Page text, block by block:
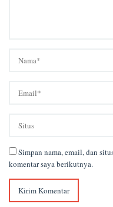
Simpan nama, email, dan
komentar saya berikutnya.